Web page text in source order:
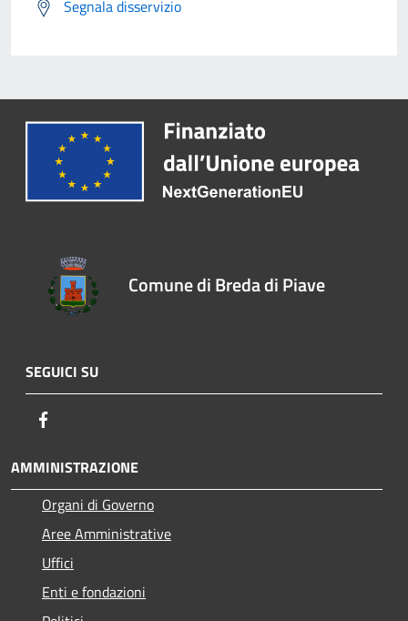
Segnala disservizio
Comune di Breda di Piave
SEGUICI SU
AMMINISTRAZIONE
Organi di Governo
Aree Amministrative
Uffici
Enti e fondazioni